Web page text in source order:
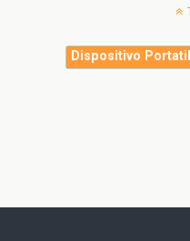
Dispositivo